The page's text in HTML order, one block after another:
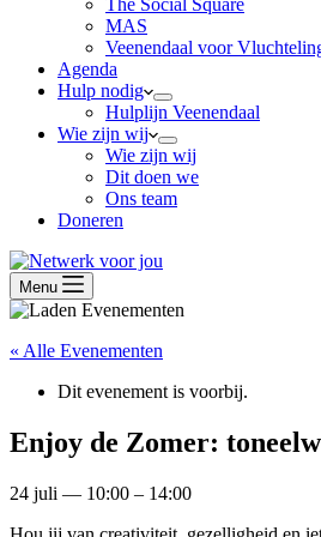
The Social Square
MAS
Veenendaal voor
Agenda
Hulp nodig
Hulplijn Veenendaal
Wie zijn wij
Wie zijn wij
Dit doen we
Ons team
Doneren
Menu
« Alle Evenementen
Dit evenement is voorbij.
Enjoy de Zomer:
24 juli — 10:00 – 14:00